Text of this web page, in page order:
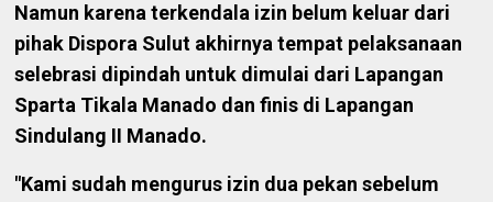
Namun karena terkendala izin belum keluar dari
pihak Dispora Sulut akhirnya tempat pelaksanaan
selebrasi dipindah untuk dimulai dari Lapangan
Sparta Tikala Manado dan finis di Lapangan
Sindulang II Manado.
"Kami sudah mengurus izin dua pekan sebelum